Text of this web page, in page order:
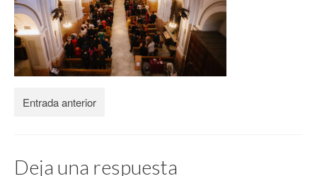
BLOG
SOBRE LM
Entrada anterior
Deja una respuesta